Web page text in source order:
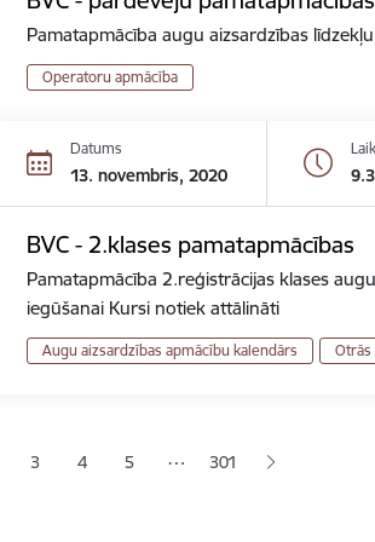
Pamatapmācība augu aizsardzības
Operatoru apmācība
Datums
13. novembris, 2020
BVC - 2.klases pamatapmācības
Pamatapmācība 2.reģistrācijas klases
iegūšanai Kursi notiek attālināti
Augu aizsardzības apmācību kalendārs Otrās
lapaLapa
3 Lapa
4 Lapa
5 … 301